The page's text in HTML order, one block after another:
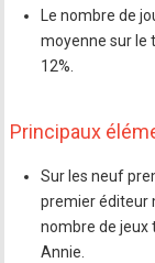
Le nombre de
moyenne sur le
12%.
Principaux
Sur les neuf
premier éditeur
nombre de jeux
Annie.